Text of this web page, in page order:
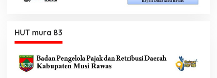
HUT mura 83